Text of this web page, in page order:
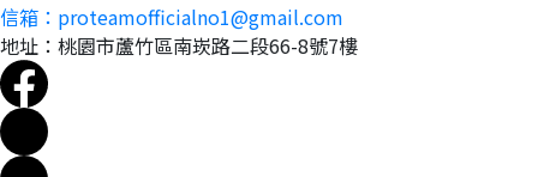
信箱：proteamofficialno1@gmail.com
地址：桃園市蘆竹區南崁路二段66-8號7樓